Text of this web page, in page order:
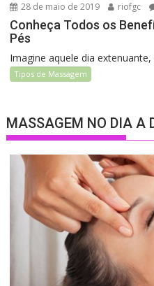
28 de maio de 2019 riofgc
Conheça Todos os
Pés
Imagine aquele dia
Tipos de Massagem
MASSAGEM NO DIA A